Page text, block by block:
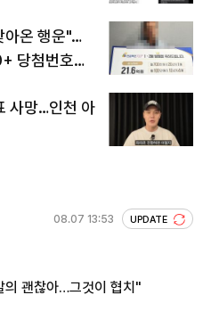
아온 행운"…
당첨번호조
사망…인천 아
08.07 13:53 UPDATE
괜찮아…그것이 협치"